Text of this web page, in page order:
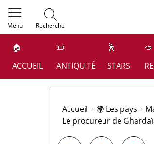
Menu Recherche
🏠
ACCUEIL
📜
ANTIQUITÉ
🕺
STARS
🥙
Accueil 🌍 Les pays
Le procureur de